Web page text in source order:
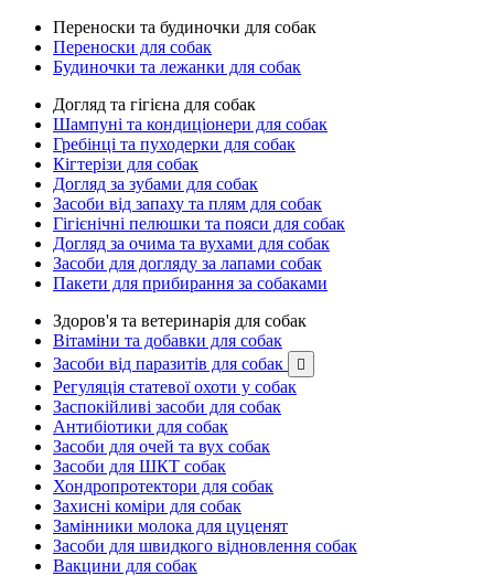
Переноски та будиночки для собак
Переноски для собак
Будиночки та лежанки для собак
Догляд та гігієна для собак
Шампуні та кондиціонери для собак
Гребінці та пуходерки для собак
Кігтерізи для собак
Догляд за зубами для собак
Засоби від запаху та плям для собак
Гігієнічні пелюшки та пояси для собак
Догляд за очима та вухами для собак
Засоби для догляду за лапами собак
Пакети для прибирання за собаками
Здоров'я та ветеринарія для собак
Вітаміни та добавки для собак
Засоби від паразитів для собак

Регуляція статевої охоти у собак
Заспокійливі засоби для собак
Антибіотики для собак
Засоби для очей та вух собак
Засоби для ШКТ собак
Хондропротектори для собак
Захисні коміри для собак
Замінники молока для цуценят
Засоби для швидкого відновлення собак
Вакцини для собак